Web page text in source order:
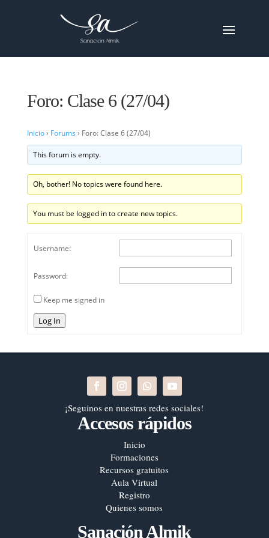
Foro: Clase 6 (27/04)
Inicio› Forums › Foro: Clase 6 (27/04)
This forum is empty.
Oh, bother! No topics were found here.
You must be logged in to create new topics.
Username:
Password:
Keep me signed in
Log In
¡Seguinos en nuestras redes sociales!
Accesos rápidos
Inicio
Formaciones
Recursos gratuitos
Aula Virtual
Registro
Quienes somos
Sanación Almik